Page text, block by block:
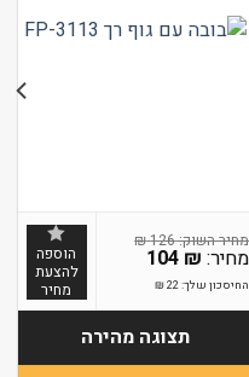
126
₪
104 ₪
החיסכון שלך:22
₪
הוספה
להצעת
מחיר
תצוגה מהירה